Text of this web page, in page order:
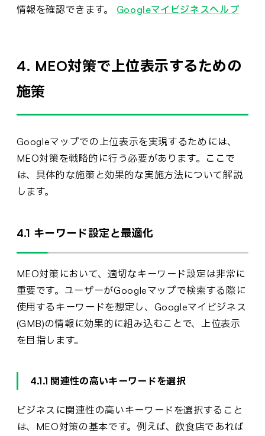
情報を確認できます。 Googleマイビジネスヘルプ
4. MEO対策で上位表示するための
施策
Googleマップでの上位表示を実現するためには、
MEO対策を戦略的に行う必要があります。ここで
は、具体的な施策と効果的な実施方法について解説
します。
4.1 キーワード設定と最適化
MEO対策において、適切なキーワード設定は非常に
重要です。ユーザーがGoogleマップで検索する際に
使用するキーワードを想定し、Googleマイビジネス
(GMB)の情報に効果的に組み込むことで、上位表示
を目指します。
4.1.1 関連性の高いキーワードを選択
ビジネスに関連性の高いキーワードを選択すること
は、MEO対策の基本です。例えば、飲食店であれば